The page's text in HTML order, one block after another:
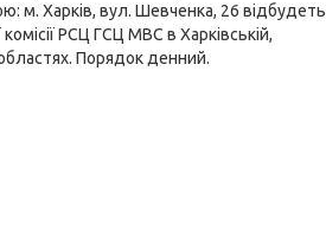
м. Харків, вул. Шевченка, 26
РСЦ ГСЦ МВС в Харківській,
Порядок денний.